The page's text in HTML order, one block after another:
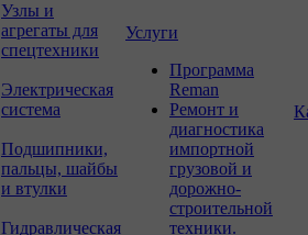
Узлы и
агрегаты для
спецтехники
Электрическая
система
Подшипники,
пальцы, шайбы
и втулки
Гидравлическая
Услуги
Программа
Reman
Ремонт и
диагностика
импортной
грузовой и
дорожно-
строительной
техники.